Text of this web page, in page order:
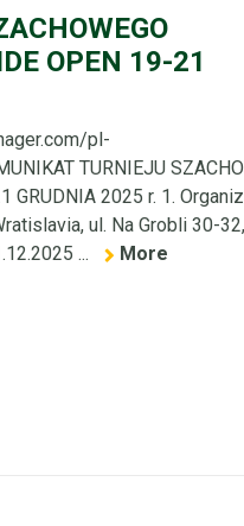
OPEN 19-21
pl-
TURNIEJU
GRUDNIA 2025 r. 1.
ul. Na Grobli 30-
...
More